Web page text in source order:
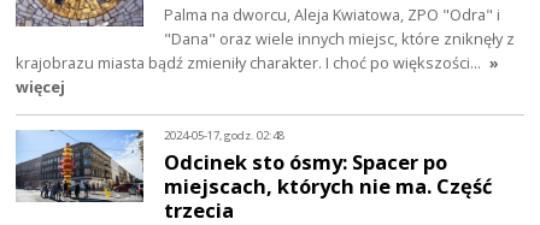
Palma na dworcu, Aleja Kwiatowa, ZPO "Odra" i
"Dana" oraz wiele innych miejsc, które zniknęły z
krajobrazu miasta bądź zmieniły charakter. I choć po większości… »
więcej
2024-05-17, godz. 02:48
Odcinek sto ósmy: Spacer po
miejscach, których nie ma. Część
trzecia